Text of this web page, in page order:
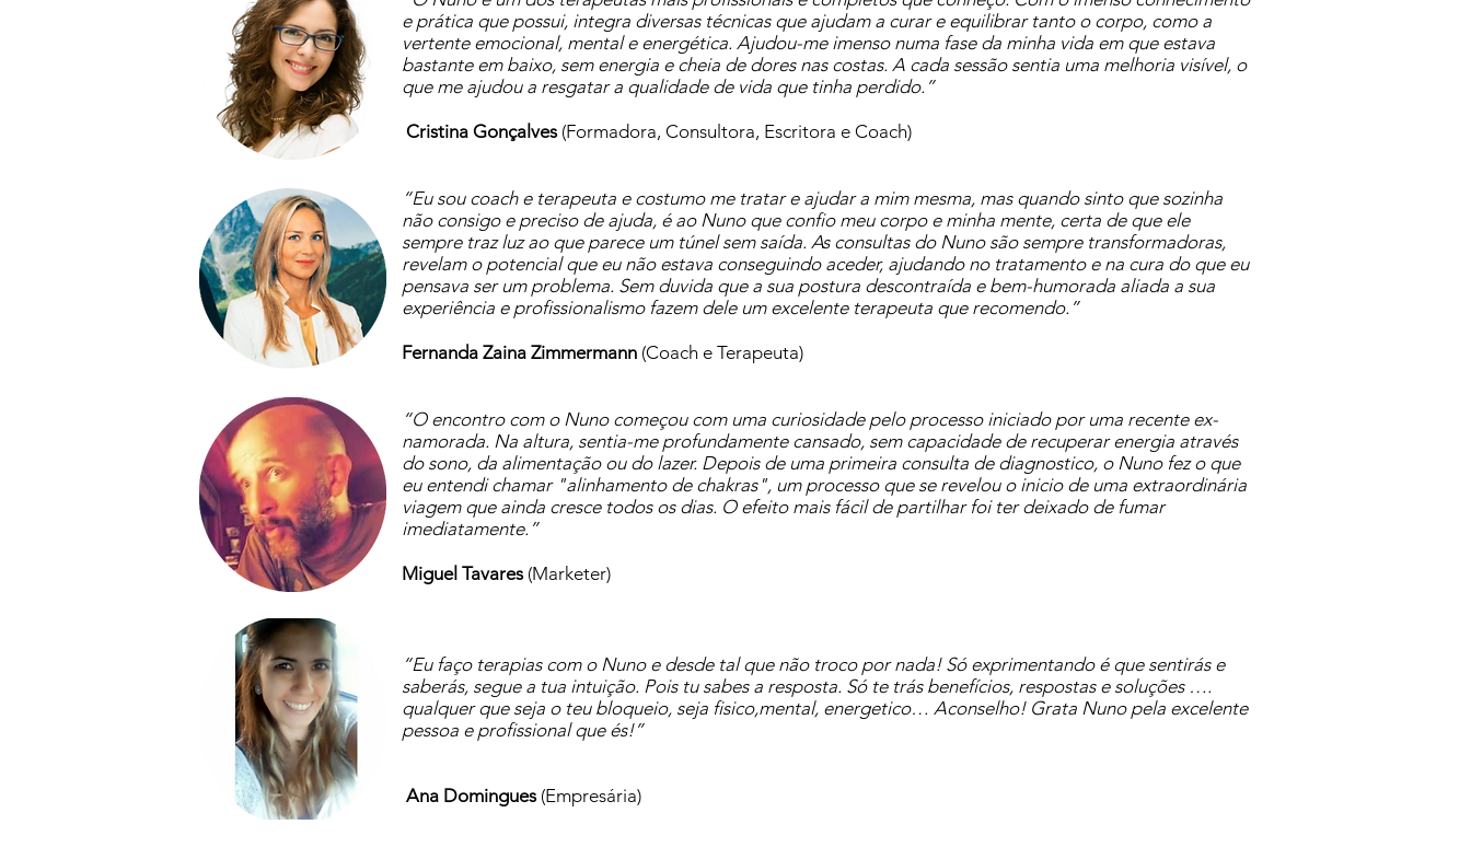
e prática que possui, integra diversas técnicas que ajudam a curar e equilibrar tanto o corpo, como a
vertente emocional, mental e energética. Ajudou-me imenso numa fase da minha vida em que estava
bastante em baixo, sem energia e cheia de dores nas costas. A cada sessão sentia uma melhoria visível, o
que me ajudou a resgatar a qualidade de vida que tinha perdido.”
Cristina Gonçalves (Formadora, Consultora, Escritora e Coach)
“Eu sou coach e terapeuta e costumo me tratar e ajudar a mim mesma, mas quando sinto que sozinha
não consigo e preciso de ajuda, é ao Nuno que confio meu corpo e minha mente, certa de que ele
sempre traz luz ao que parece um túnel sem saída. As consultas do Nuno são sempre transformadoras,
revelam o potencial que eu não estava conseguindo aceder, ajudando no tratamento e na cura do que eu
pensava ser um problema. Sem duvida que a sua postura descontraída e bem-humorada aliada a sua
experiência e profissionalismo fazem dele um excelente terapeuta que recomendo.”
Fernanda Zaina Zimmermann (Coach e Terapeuta)
“O encontro com o Nuno começou com uma curiosidade pelo processo iniciado por uma recente ex-
namorada. Na altura, sentia-me profundamente cansado, sem capacidade de recuperar energia através
do sono, da alimentação ou do lazer. Depois de uma primeira consulta de diagnostico, o Nuno fez o que
eu entendi chamar "alinhamento de chakras", um processo que se revelou o inicio de uma extraordinária
viagem que ainda cresce todos os dias. O efeito mais fácil de partilhar foi ter deixado de fumar
imediatamente.”
Miguel Tavares(Marketer)
“Eu faço terapias com o Nuno e desde tal que não troco por nada! Só exprimentando é que sentirás e
saberás, segue a tua intuição. Pois tu sabes a resposta. Só te trás benefícios, respostas e soluções ….
qualquer que seja o teu bloqueio, seja fisico,mental, energetico… Aconselho! Grata Nuno pela excelente
pessoa e profissional que és!”
Ana Domingues(Empresária)